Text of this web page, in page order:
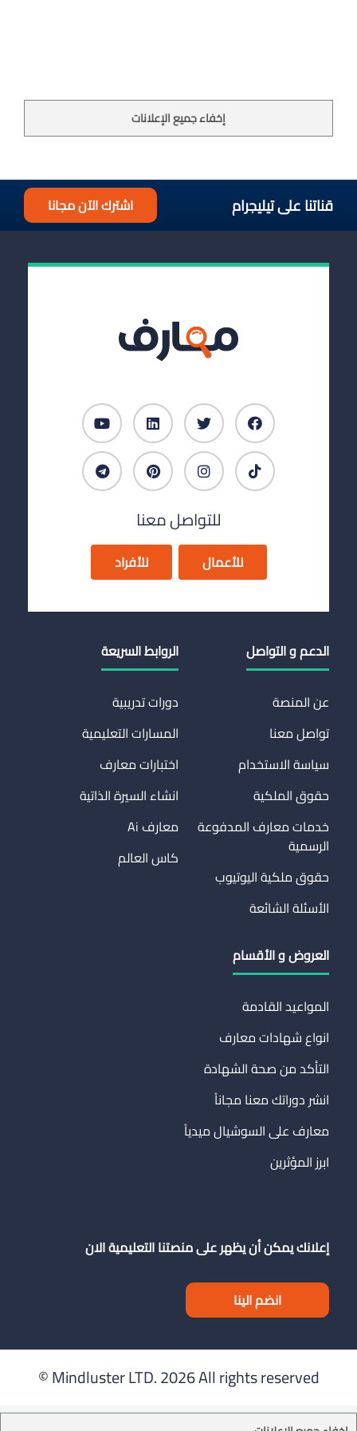
إخفاء جميع الإعلانات
قناتنا على تيليجرام اشترك الآن مجانا
للتواصل معنا
للأعمال للأفراد
الدعم و التواصل
عن المنصة
تواصل معنا
سياسة الاستخدام
حقوق الملكية
خدمات معارف المدفوعة
الرسمية
حقوق ملكية اليوتيوب
الأسئلة الشائعة
الروابط السريعة
دورات تدريبية
المسارات التعليمية
اختبارات معارف
انشاء السيرة الذاتية
معارف Ai
كاس العالم
العروض و الأقسام
المواعيد القادمة
انواع شهادات معارف
التأكد من صحة الشهادة
انشر دوراتك معنا مجاناً
معارف على السوشيال ميدياً
ابرز المؤثرين
إعلانك يمكن أن يظهر على منصتنا التعليمية الان
انضم الينا
Mindluster LTD.2026 All rights reserved ©